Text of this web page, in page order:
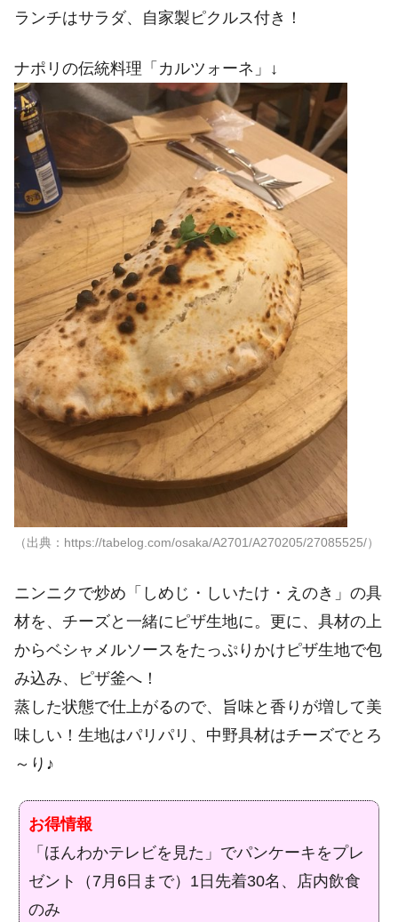
ランチはサラダ、自家製ピクルス付き！
ナポリの伝統料理「カルツォーネ」↓
（出典：https://tabelog.com/osaka/A2701/A270205/27085525/）
ニンニクで炒め「しめじ・しいたけ・えのき」の具
材を、チーズと一緒にピザ生地に。更に、具材の上
からベシャメルソースをたっぷりかけピザ生地で包
み込み、ピザ釜へ！
蒸した状態で仕上がるので、旨味と香りが増して美
味しい！生地はパリパリ、中野具材はチーズでとろ
～り♪
お得情報
「ほんわかテレビを見た」でパンケーキをプレ
ゼント（7月6日まで）1日先着30名、店内飲食
のみ